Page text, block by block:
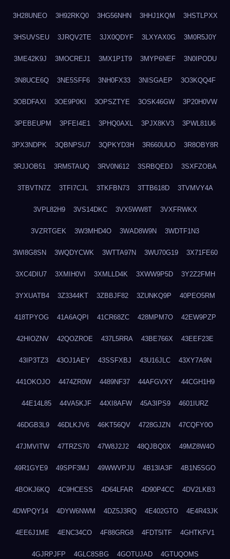
3H28UNEO 3H92RKQ0 3HG56NHN 3HHJ1KQM 3HSTLPXX
3HSUVSEU 3JRQV2TE 3JX0QDYF 3LXYAX0G 3M0R5J0Y
3ME42K9J 3MOCREJ1 3MX1P1T9 3MYP6NEF 3N0IPODU
3N8UCE6Q 3NE5SFF6 3NH0FX33 3NISGAEP 3O3KQQ4F
3OBDFAXI 3OE9P0KI 3OPSZTYE 3OSK46GW 3P20H0VW
3PEBEUPM 3PFEI4E1 3PHQ0AXL 3PJX8KV3 3PWL81U6
3PX3NDPK 3QBNPSU7 3QPKYD3H 3R660UUO 3R8OBY8R
3RJJOB51 3RM5TAUQ 3RV0N612 3SRBQEDJ 3SXFZOBA
3TBVTN7Z 3TFI7CJL 3TKFBN73 3TTB618D 3TVMVY4A
3VPL82H9 3VS14DKC 3VX5WW8T 3VXFRWKX
3VZRTGEK 3W3MHD4O 3WAD8W9N 3WDTF1N3
3WI8G8SN 3WQDYCWK 3WTTA97N 3WU70G19 3X71FE60
3XC4DIU7 3XMIH0VI 3XMLLD4K 3XWW9P5D 3Y2Z2FMH
3YXUATB4 3Z3344KT 3ZBBJF82 3ZUNKQ9P 40PEO5RM
418TPYOG 41A6AQPI 41CR68ZC 428MPM7O 42EW9PZP
42HIOZNV 42QOZROE 437L5RRA 43BE766X 43EEF23E
43IP3TZ3 43OJ1AEY 43SSFXBJ 43U16JLC 43XY7A9N
441OKOJO 4474ZR0W 4489NF37 44AFGVXY 44CGH1H9
44E14L85 44VA5KJF 44XI8AFW 45A3IPS9 4601IURZ
46DGB3L9 46DLKJV6 46KT56QV 4728GJZN 47CQFY0O
47JMVITW 47TRZS70 47W8J2J2 48QJBQ0X 49MZ8W4O
49R1GYE9 49SPF3MJ 49WWVPJU 4B13IA3F 4B1N5SGO
4BOKJ6KQ 4C9HCESS 4D64LFAR 4D90P4CC 4DV2LKB3
4DWPQY14 4DYW6NWM 4DZ5J3RQ 4E402GTO 4E4R43JK
4EE6J1ME 4ENC34CO 4F88GRG8 4FDT5ITF 4GHTKFV1
4GJRPJFP 4GLC8SBG 4GOTUJAD 4GTUQOMS